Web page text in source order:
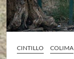
CINTILLO COLIMA